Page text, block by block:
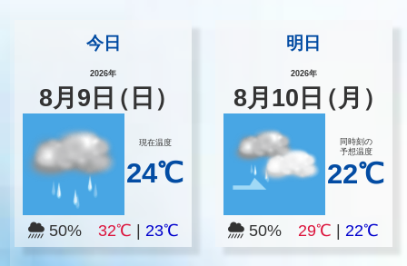
今日
2026年
8月 9 日（日）
現在温度
24℃
50% 32℃ 23℃
明日
2026年
8月 10 日（月）
同時刻の
予想温度
22℃
50% 29℃ |22℃